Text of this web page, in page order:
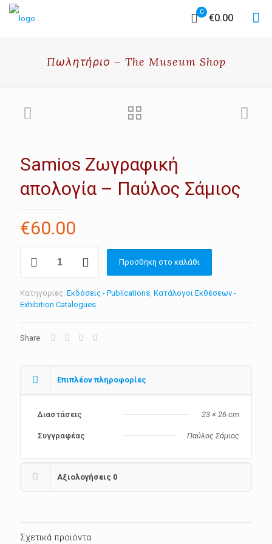
0
€0.00
Πωλητήριο – The Museum Shop
Samios Ζωγραφική
απολογία – Παύλος Σάμιος
€60.00
Ζωγραφική
Παύλος
Σάμιος
Προσθήκη στο καλάθι
Κατηγορίες: Εκδόσεις - Publications, Κατάλογοι Εκθέσεων -
Exhibition Catalogues
Share
Επιπλέον πληροφορίες
Διαστάσεις 23 × 26 cm
Συγγραφέας Παύλος Σάμιος
Αξιολογήσεις 0
Σχετικά προϊόντα